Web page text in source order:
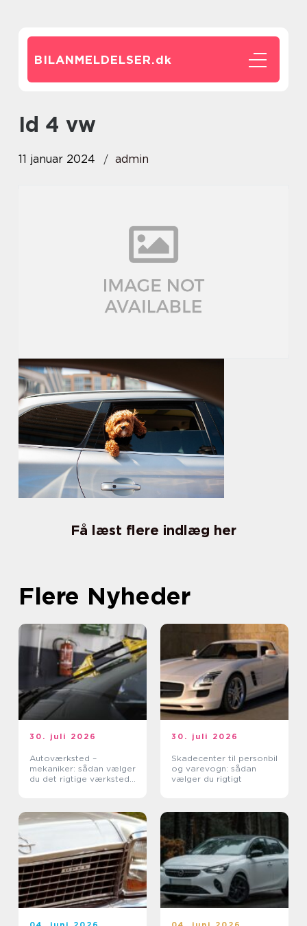
BILANMELDELSER.dk
id 4 vw
11 januar 2024 admin
Få læst flere indlæg her
Flere Nyheder
30. juli 2026
Autoværksted –
mekaniker: sådan vælger
du det rigtige værksted
30. juli 2026
Skadecenter til personbil
og varevogn: sådan
vælger du rigtigt